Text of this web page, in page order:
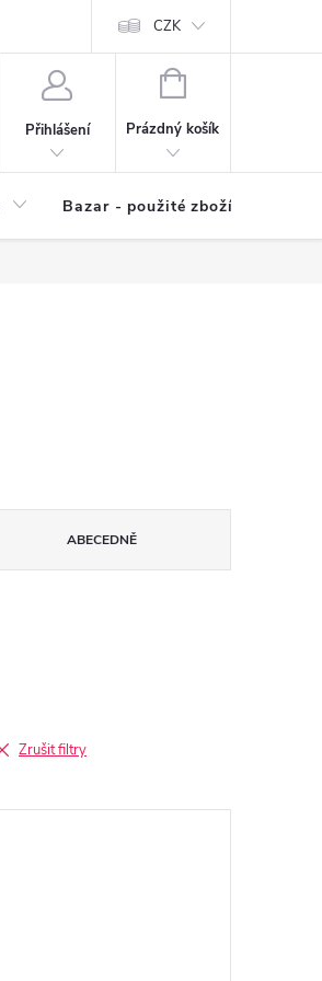
Kvalita zboží Spolupráce |
CZK
Přihlášení
NÁKUPNÍ
Prázdný košík
Bazar - použité zboží
ABECEDNĚ
Zrušit filtry